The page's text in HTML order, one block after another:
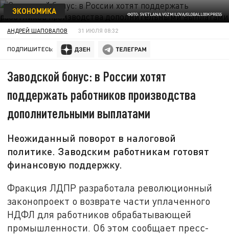
ФОТО: SVETLANA VOZMILOVA/GLOBALLOOKPRESS
ЭКОНОМИКА
АНДРЕЙ ШАПОВАЛОВ 31 ИЮЛЯ 08:32
ПОДПИШИТЕСЬ:
Заводской бонус: в России хотят
поддержать работников производства
дополнительными выплатами
Неожиданный поворот в налоговой
политике. Заводским работникам готовят
финансовую поддержку.
Фракция ЛДПР разработала революционный
законопроект о возврате части уплаченного
НДФЛ для работников обрабатывающей
промышленности. Об этом сообщает пресс-